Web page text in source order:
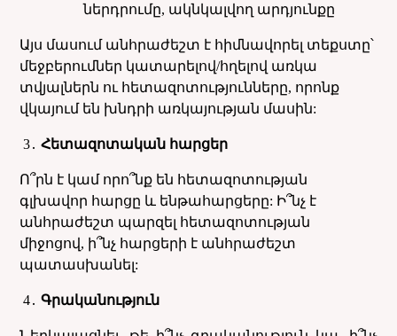
ներդրումը, ակնկալվող արդյունքը
Այս մասում անհրաժեշտ է հիմնավորել տեքստը՝
մեջբերումներ կատարելով/հղելով առկա
տվյալներն ու հետազոտությունները, որոնք
վկայում են խնդրի առկայության մասին:
3․ Հետազոտական հարցեր
Ո՞րն է կամ որո՞նք են հետազոտության
գլխավոր հարցը և ենթահարցերը: Ի՞նչ է
անհրաժեշտ պարզել հետազոտության
միջոցով, ի՞նչ հարցերի է անհրաժեշտ
պատասխանել:
4․ Գրականություն